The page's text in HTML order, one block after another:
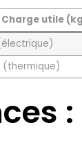
Charge utile
(thermique)